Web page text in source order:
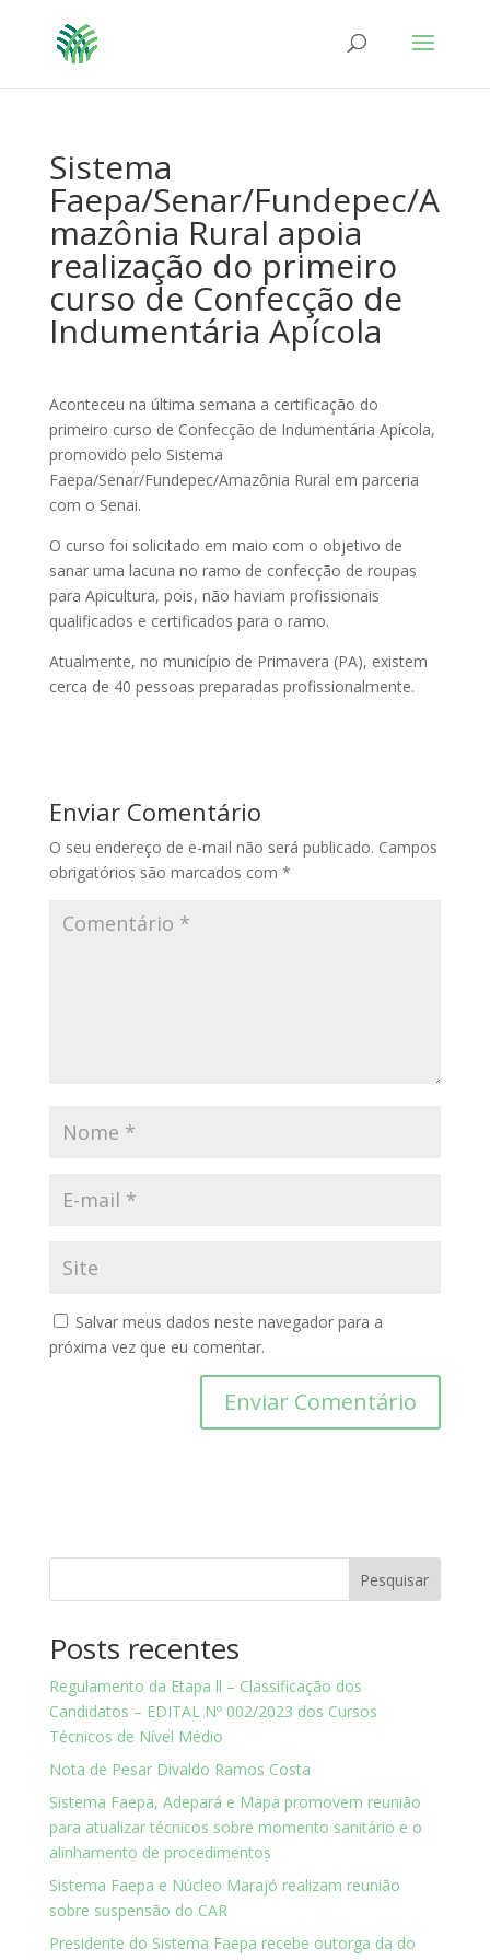
Sistema
Faepa/Senar/Fundepec/A
mazônia Rural apoia
realização do primeiro
curso de Confecção de
Indumentária Apícola
Aconteceu na última semana a certificação do
primeiro curso de Confecção de Indumentária Apícola,
promovido pelo Sistema
Faepa/Senar/Fundepec/Amazônia Rural em parceria
com o Senai.
O curso foi solicitado em maio com o objetivo de
sanar uma lacuna no ramo de confecção de roupas
para Apicultura, pois, não haviam profissionais
qualificados e certificados para o ramo.
Atualmente, no município de Primavera (PA), existem
cerca de 40 pessoas preparadas profissionalmente.
Enviar Comentário
O seu endereço de e-mail não será publicado. Campos
obrigatórios são marcados com *
Salvar meus dados neste navegador para a
próxima vez que eu comentar.
Pesquisar
Posts recentes
Regulamento da Etapa ll – Classificação dos
Candidatos – EDITAL Nº 002/2023 dos Cursos
Técnicos de Nível Médio
Nota de Pesar Divaldo Ramos Costa
Sistema Faepa, Adepará e Mapa promovem reunião
para atualizar técnicos sobre momento sanitário e o
alinhamento de procedimentos
Sistema Faepa e Núcleo Marajó realizam reunião
sobre suspensão do CAR
Presidente do Sistema Faepa recebe outorga da do